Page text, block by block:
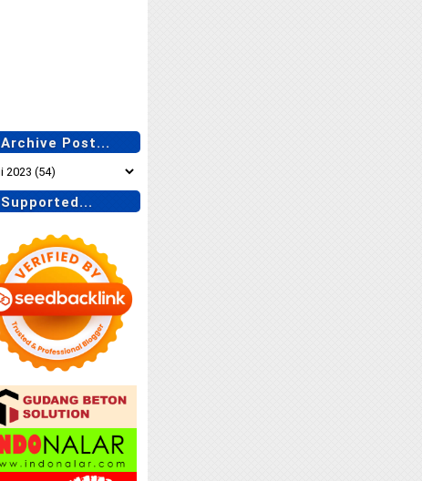
Archive Post...
Supported...